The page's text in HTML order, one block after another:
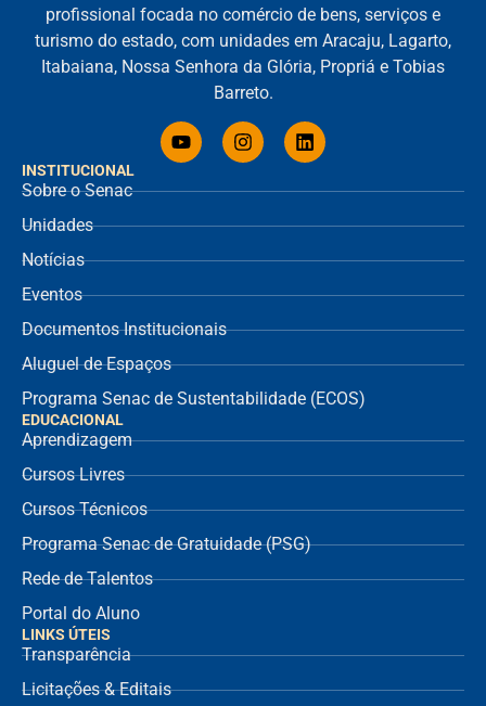
INSTITUCIONAL
Sobre o Senac
Unidades
Notícias
Eventos
Documentos Institucionais
Aluguel de Espaços
Programa Senac de Sustentabilidade (ECOS)
EDUCACIONAL
Aprendizagem
Cursos Livres
Cursos Técnicos
Programa Senac de Gratuidade (PSG)
Rede de Talentos
Portal do Aluno
profissional focada no comércio de bens, serviços e
turismo do estado, com unidades em Aracaju, Lagarto,
Itabaiana, Nossa Senhora da Glória, Propriá e Tobias
Barreto.
LINKS ÚTEIS
Transparência
Licitações & Editais